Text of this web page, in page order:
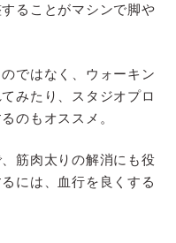
ることがマシンで脚や
ではなく、ウォーキン
みたり、スタジオプロ
のもオススメ。
筋肉太りの解消にも役
には、血行を良くする